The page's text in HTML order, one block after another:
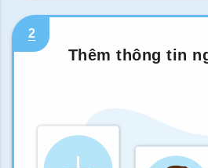
2
Thêm thông tin